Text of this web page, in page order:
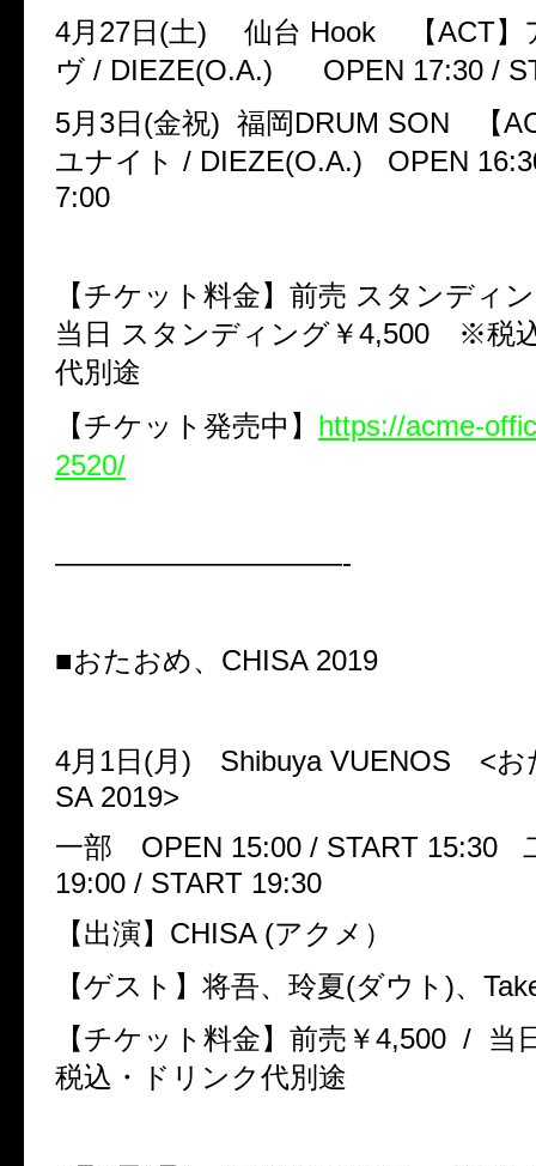
4月 27日 (土) 仙台 Hook 【ACT】
ヴ / DIEZE(O.A.) OPEN 17:30 /
5月 3日 (金祝) 福岡 DRUM SON 【
ユナイト / DIEZE(O.A.) OPEN
7:00
【チケット料金】前売 スタンディ
当日 スタンディング￥4,500 ※税
代別途
【チケット発売中】 https://acme-
2520/
——————————-
■おたおめ、 CHISA 2019
4月 1日 (月 ) Shibuya VUENOS <お
SA 2019>
一部 OPEN 15:00 / START 15:30
19:00 / START 19:30
【出演】 CHISA (アクメ）
【ゲスト】将吾、玲夏(ダウト )、
【チケット料金】前売￥4,500 / 当
税込・ドリンク代別途